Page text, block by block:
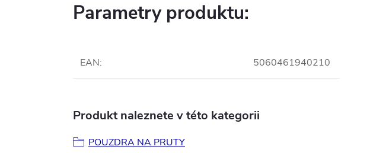
Parametry produktu:
EAN: 5060461940210
Produkt naleznete v této kategorii
POUZDRA NA PRUTY